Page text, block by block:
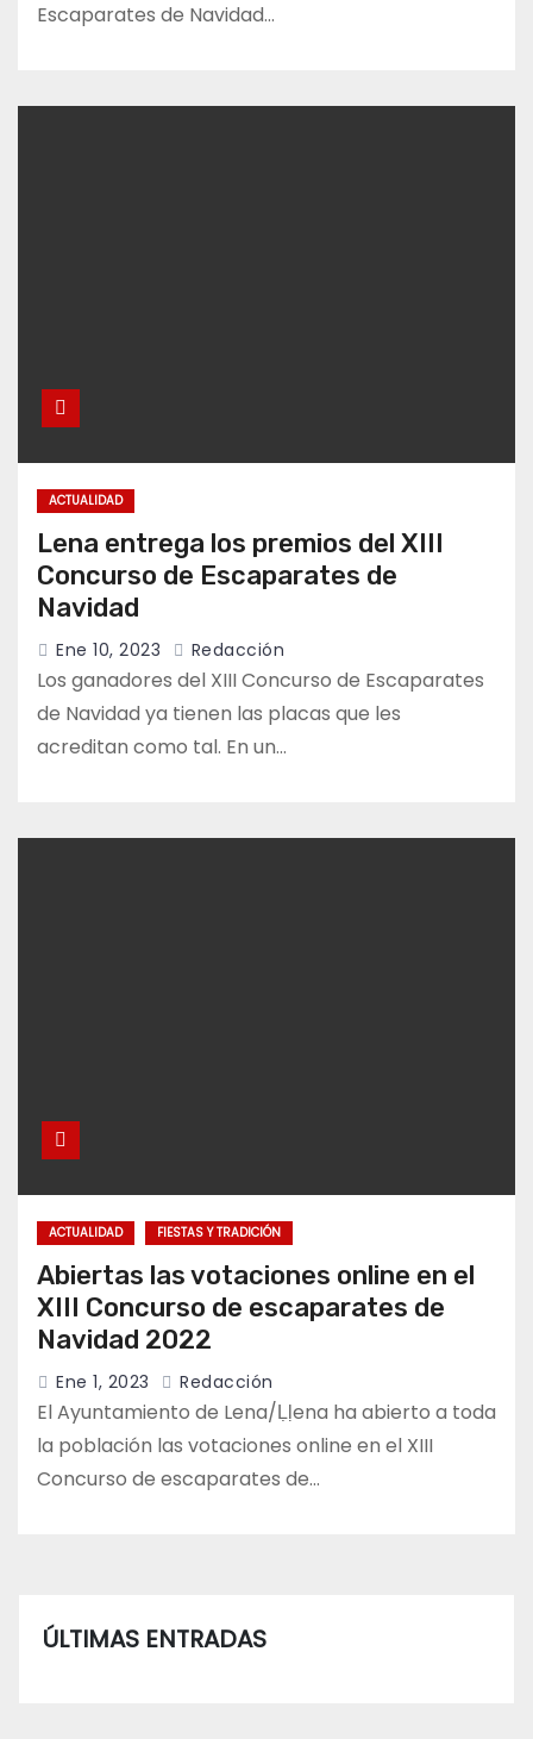
Escaparates de Navidad…
ACTUALIDAD
Lena entrega los premios del XIII
Concurso de Escaparates de
Navidad
Ene 10, 2023 Redacción
Los ganadores del XIII Concurso de Escaparates
de Navidad ya tienen las placas que les
acreditan como tal. En un…
ACTUALIDAD FIESTAS Y TRADICIÓN
Abiertas las votaciones online en el
XIII Concurso de escaparates de
Navidad 2022
Ene 1, 2023 Redacción
El Ayuntamiento de Lena/Ḷḷena ha abierto a toda
la población las votaciones online en el XIII
Concurso de escaparates de…
ÚLTIMAS ENTRADAS